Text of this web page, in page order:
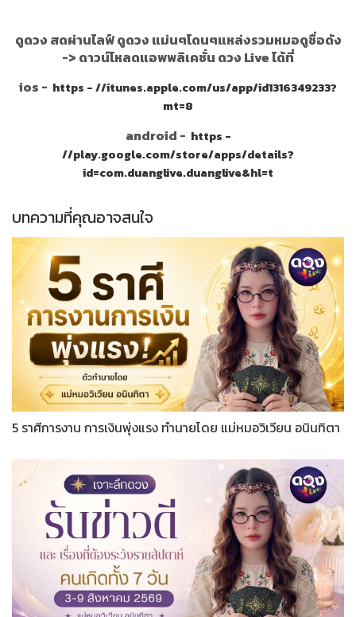
ดูดวง สดผ่านไลฟ์ ดูดวง แม่นๆโดนๆแหล่งรวมหมอดูชื่อดัง
-> ดาวน์โหลดแอพพลิเคชั่น ดวง Live ได้ที่
ios - https - //itunes.apple.com/us/app/id1316349233?
mt=8
android - https -
//play.google.com/store/apps/details?
id=com.duanglive.duanglive&hl=t
บทความที่คุณอาจสนใจ
5 ราศีการงาน การเงินพุ่งแรง ทำนายโดย แม่หมอวิเวียน อนินทิตา